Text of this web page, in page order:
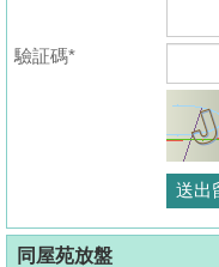
驗証碼*
同屋苑放盤